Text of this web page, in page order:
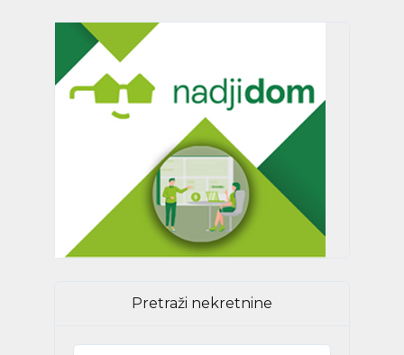
Pretraži nekretnine